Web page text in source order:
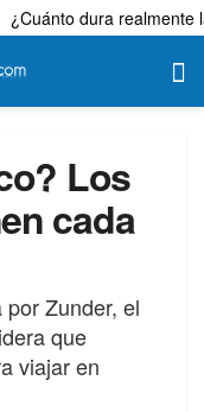
¿Cuánto dura realmente
Los
cada
Zunder, el
que
viajar en